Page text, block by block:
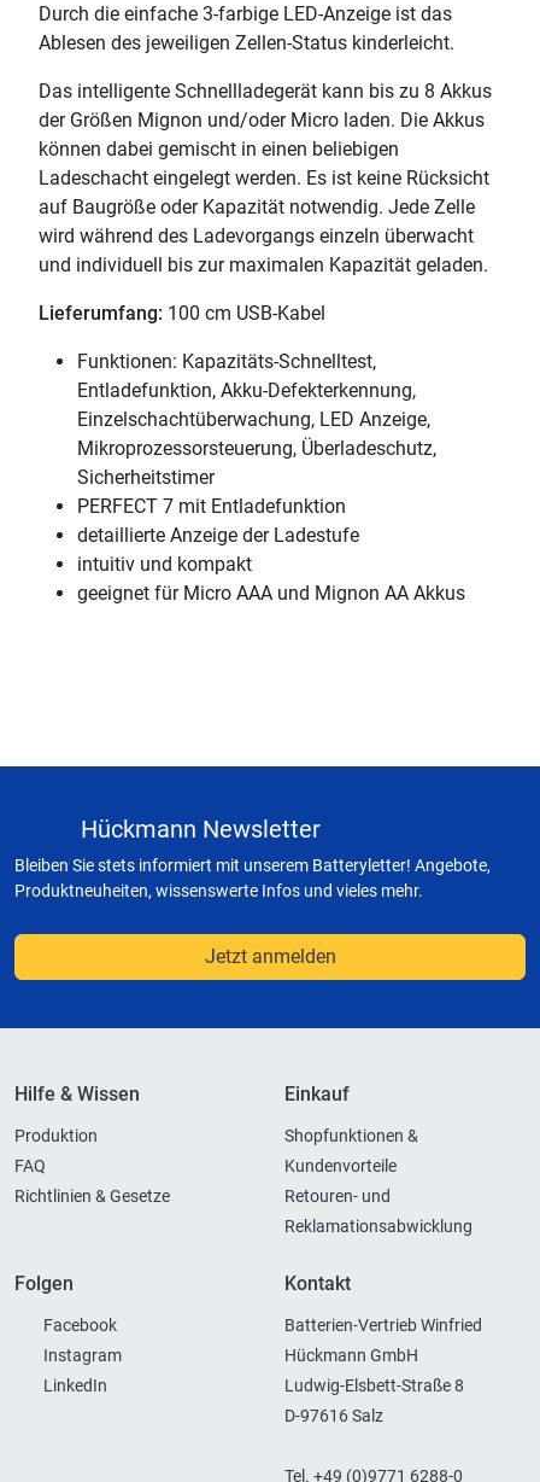
Durch die einfache 3-farbige LED-Anzeige ist das
Ablesen des jeweiligen Zellen-Status kinderleicht.
Das intelligente Schnellladegerät kann bis zu 8 Akkus
der Größen Mignon und/oder Micro laden. Die Akkus
können dabei gemischt in einen beliebigen
Ladeschacht eingelegt werden. Es ist keine Rücksicht
auf Baugröße oder Kapazität notwendig. Jede Zelle
wird während des Ladevorgangs einzeln überwacht
und individuell bis zur maximalen Kapazität geladen.
Lieferumfang: 100 cm USB-Kabel
Funktionen: Kapazitäts-Schnelltest,
Entladefunktion, Akku-Defekterkennung,
Einzelschachtüberwachung, LED Anzeige,
Mikroprozessorsteuerung, Überladeschutz,
Sicherheitstimer
PERFECT 7 mit Entladefunktion
detaillierte Anzeige der Ladestufe
intuitiv und kompakt
geeignet für Micro AAA und Mignon AA Akkus
Hückmann Newsletter
Bleiben Sie stets informiert mit unserem Batteryletter! Angebote,
Produktneuheiten, wissenswerte Infos und vieles mehr.
Jetzt anmelden
Hilfe & Wissen
Produktion
FAQ
Richtlinien & Gesetze
Einkauf
Shopfunktionen &
Kundenvorteile
Retouren- und
Reklamationsabwicklung
Folgen
Facebook
Instagram
LinkedIn
Kontakt
Batterien-Vertrieb Winfried
Hückmann GmbH
Ludwig-Elsbett-Straße 8
D-97616 Salz
Tel. +49 (0)9771 6288-0